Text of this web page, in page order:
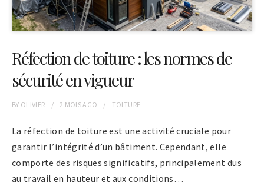
Réfection de toiture : les normes de
sécurité en vigueur
BY OLIVIER 2 MOISAGO TOITURE
La réfection de toiture est une activité cruciale pour
garantir l’intégrité d’un bâtiment. Cependant, elle
comporte des risques significatifs, principalement dus
au travail en hauteur et aux conditions…